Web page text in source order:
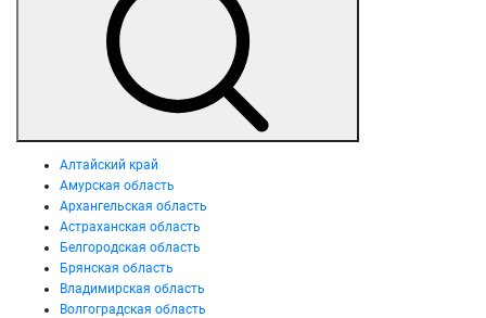
Алтайский край
Амурская область
Архангельская область
Астраханская область
Белгородская область
Брянская область
Владимирская область
Волгоградская область